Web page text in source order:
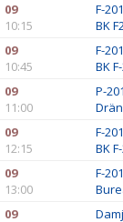
09
10:15
F-
BK
09
10:45
F-
BK
09
11:00
P-
09
12:15
F-
BK
09
13:00
F-
09